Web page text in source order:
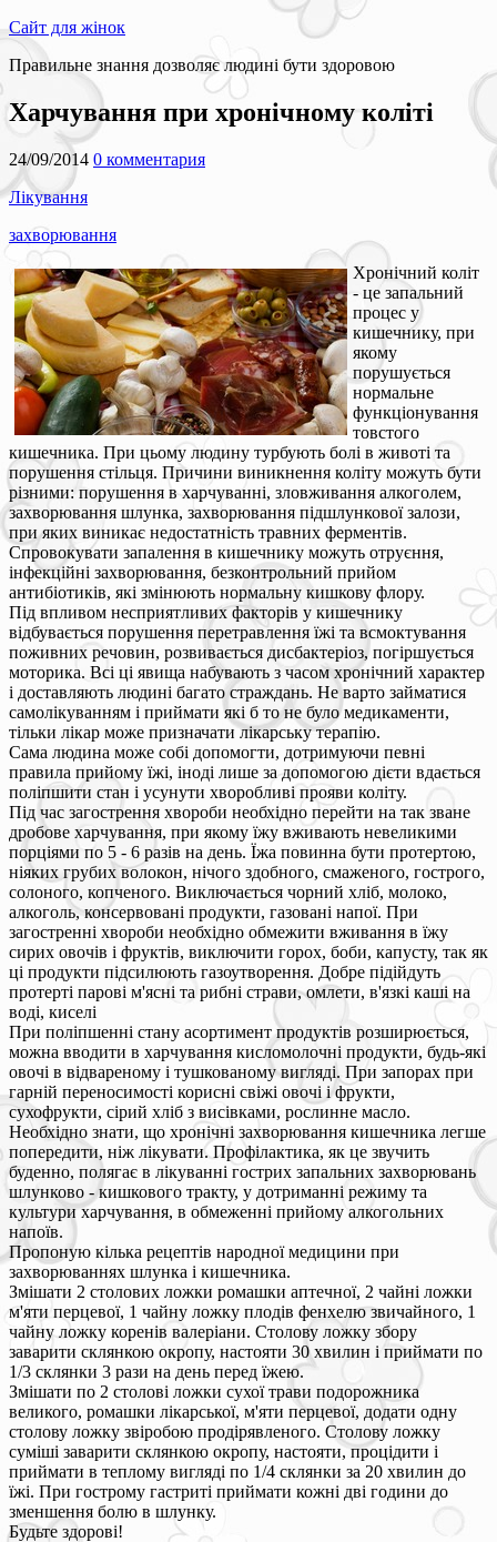
Сайт для жінок
Правильне знання дозволяє людині бути здоровою
Харчування при хронічному коліті
24/09/2014 0 комментария
Лікування
захворювання
Хронічний коліт
- це запальний
процес у
кишечнику, при
якому
порушується
нормальне
функціонування
товстого
кишечника. При цьому людину турбують болі в животі та
порушення стільця. Причини виникнення коліту можуть бути
різними: порушення в харчуванні, зловживання алкоголем,
захворювання шлунка, захворювання підшлункової залози,
при яких виникає недостатність травних ферментів.
Спровокувати запалення в кишечнику можуть отруєння,
інфекційні захворювання, безконтрольний прийом
антибіотиків, які змінюють нормальну кишкову флору.
Під впливом несприятливих факторів у кишечнику
відбувається порушення перетравлення їжі та всмоктування
поживних речовин, розвивається дисбактеріоз, погіршується
моторика. Всі ці явища набувають з часом хронічний характер
і доставляють людині багато страждань. Не варто займатися
самолікуванням і приймати які б то не було медикаменти,
тільки лікар може призначати лікарську терапію.
Сама людина може собі допомогти, дотримуючи певні
правила прийому їжі, іноді лише за допомогою дієти вдається
поліпшити стан і усунути хворобливі прояви коліту.
Під час загострення хвороби необхідно перейти на так зване
дробове харчування, при якому їжу вживають невеликими
порціями по 5 - 6 разів на день. Їжа повинна бути протертою,
ніяких грубих волокон, нічого здобного, смаженого, гострого,
солоного, копченого. Виключається чорний хліб, молоко,
алкоголь, консервовані продукти, газовані напої. При
загостренні хвороби необхідно обмежити вживання в їжу
сирих овочів і фруктів, виключити горох, боби, капусту, так як
ці продукти підсилюють газоутворення. Добре підійдуть
протерті парові м'ясні та рибні страви, омлети, в'язкі каші на
воді, киселі
При поліпшенні стану асортимент продуктів розширюється,
можна вводити в харчування кисломолочні продукти, будь-які
овочі в відвареному і тушкованому вигляді. При запорах при
гарній переносимості корисні свіжі овочі і фрукти,
сухофрукти, сірий хліб з висівками, рослинне масло.
Необхідно знати, що хронічні захворювання кишечника легше
попередити, ніж лікувати. Профілактика, як це звучить
буденно, полягає в лікуванні гострих запальних захворювань
шлунково - кишкового тракту, у дотриманні режиму та
культури харчування, в обмеженні прийому алкогольних
напоїв.
Пропоную кілька рецептів народної медицини при
захворюваннях шлунка і кишечника.
Змішати 2 столових ложки ромашки аптечної, 2 чайні ложки
м'яти перцевої, 1 чайну ложку плодів фенхелю звичайного, 1
чайну ложку коренів валеріани. Столову ложку збору
заварити склянкою окропу, настояти 30 хвилин і приймати по
1/3 склянки 3 рази на день перед їжею.
Змішати по 2 столові ложки сухої трави подорожника
великого, ромашки лікарської, м'яти перцевої, додати одну
столову ложку звіробою продірявленого. Столову ложку
суміші заварити склянкою окропу, настояти, процідити і
приймати в теплому вигляді по 1/4 склянки за 20 хвилин до
їжі. При гострому гастриті приймати кожні дві години до
зменшення болю в шлунку.
Будьте здорові!